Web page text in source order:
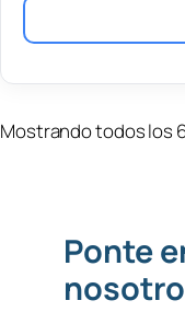
Mostrando todos los
Ponte